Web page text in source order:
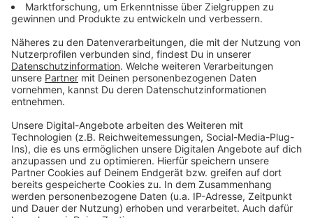
LINK zum Flughafen:https://www.dus.com/de-de
LINK zur Gewerkschaft UFO:https://ufo-
online.aero/de/
Anzeige
Anzeige